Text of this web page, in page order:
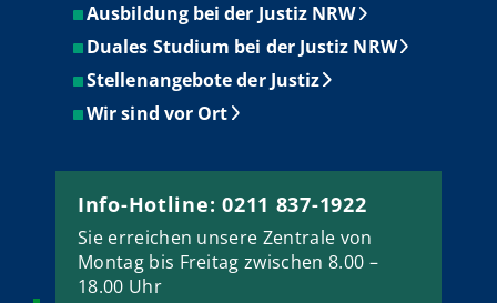
Ausbildung bei der Justiz NRW
Duales Studium bei der Justiz NRW
Stellenangebote der Justiz
Wir sind vor Ort
Info-Hotline: 0211 837-1922
Sie erreichen unsere Zentrale von
Montag bis Freitag zwischen 8.00 –
18.00 Uhr